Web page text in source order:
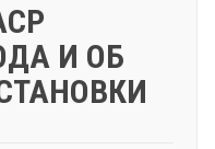
И ОБ